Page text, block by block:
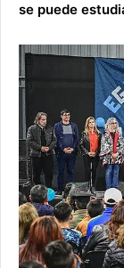
se puede